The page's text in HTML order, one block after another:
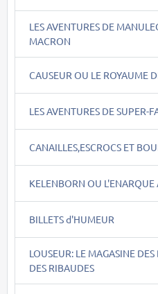
LES AVENTURES DE
MACRON
CAUSEUR OU LE ROYAUME
LES AVENTURES DE SUPER-
CANAILLES,ESCROCS ET
KELENBORN OU L'ENARQUE
BILLETS d'HUMEUR
LOUSEUR: LE MAGASINE
DES RIBAUDES